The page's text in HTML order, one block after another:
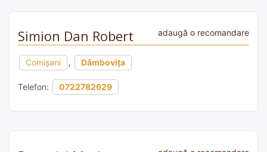
Simion Dan Robert adaugă o recomandare
Comișani , Dâmbovița
Telefon: 0722782629